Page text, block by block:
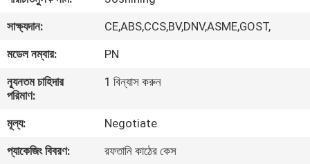
কারখানা
ভ্রমণ
নিয়ন্ত্রণ
সাক্ষ্যদান:
CE,ABS,CCS,BV,DNV,ASME,GOST,
মডেল নম্বার:
PN
ন্যূনতম চাহিদার
পরিমাণ:
1 বিন্যাস করুন
মূল্য:
Negotiate
প্যাকেজিং বিবরণ:
রফতানি কাঠের কেস